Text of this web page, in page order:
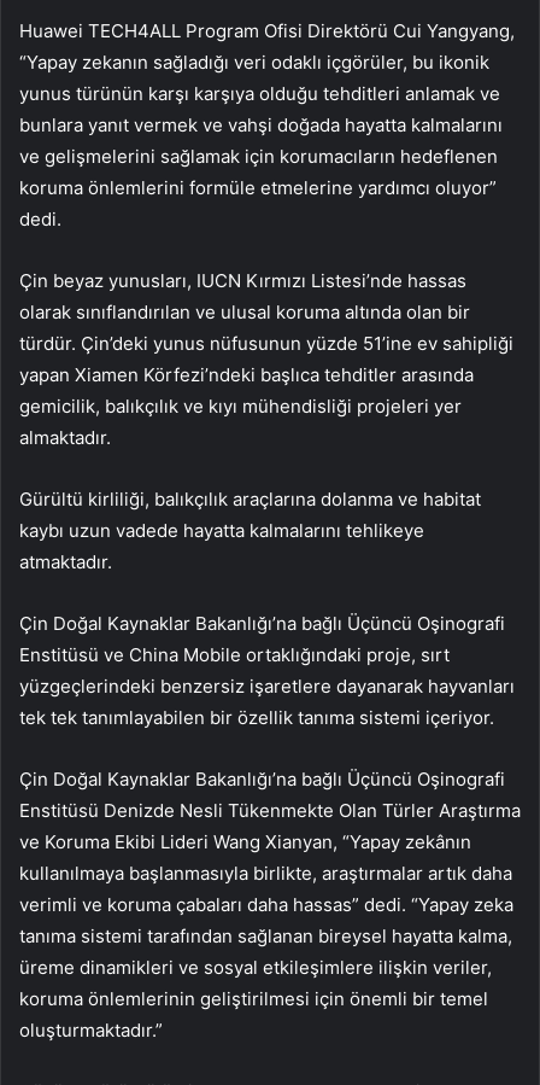
Huawei TECH4ALL Program Ofisi Direktörü Cui Yangyang,
“Yapay zekanın sağladığı veri odaklı içgörüler, bu ikonik
yunus türünün karşı karşıya olduğu tehditleri anlamak ve
bunlara yanıt vermek ve vahşi doğada hayatta kalmalarını
ve gelişmelerini sağlamak için korumacıların hedeflenen
koruma önlemlerini formüle etmelerine yardımcı oluyor”
dedi.
Çin beyaz yunusları, IUCN Kırmızı Listesi’nde hassas
olarak sınıflandırılan ve ulusal koruma altında olan bir
türdür. Çin’deki yunus nüfusunun yüzde 51’ine ev sahipliği
yapan Xiamen Körfezi’ndeki başlıca tehditler arasında
gemicilik, balıkçılık ve kıyı mühendisliği projeleri yer
almaktadır.
Gürültü kirliliği, balıkçılık araçlarına dolanma ve habitat
kaybı uzun vadede hayatta kalmalarını tehlikeye
atmaktadır.
Çin Doğal Kaynaklar Bakanlığı’na bağlı Üçüncü Oşinografi
Enstitüsü ve China Mobile ortaklığındaki proje, sırt
yüzgeçlerindeki benzersiz işaretlere dayanarak hayvanları
tek tek tanımlayabilen bir özellik tanıma sistemi içeriyor.
Çin Doğal Kaynaklar Bakanlığı’na bağlı Üçüncü Oşinografi
Enstitüsü Denizde Nesli Tükenmekte Olan Türler Araştırma
ve Koruma Ekibi Lideri Wang Xianyan, “Yapay zekânın
kullanılmaya başlanmasıyla birlikte, araştırmalar artık daha
verimli ve koruma çabaları daha hassas” dedi. “Yapay zeka
tanıma sistemi tarafından sağlanan bireysel hayatta kalma,
üreme dinamikleri ve sosyal etkileşimlere ilişkin veriler,
koruma önlemlerinin geliştirilmesi için önemli bir temel
oluşturmaktadır.”